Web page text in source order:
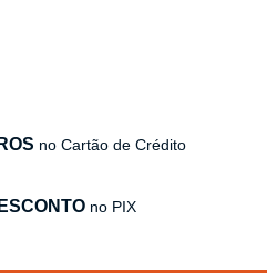
no Cartão de Crédito
no PIX